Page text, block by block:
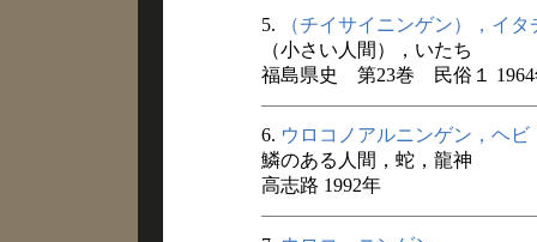
5.
（チイサイニンゲン），イタ
（小さい人間），いたち
福島県史 第23巻 民俗１ 1964
6. ウロコノアルニンゲン，ヘビ
鱗のある人間，蛇，龍神
高志路 1992年